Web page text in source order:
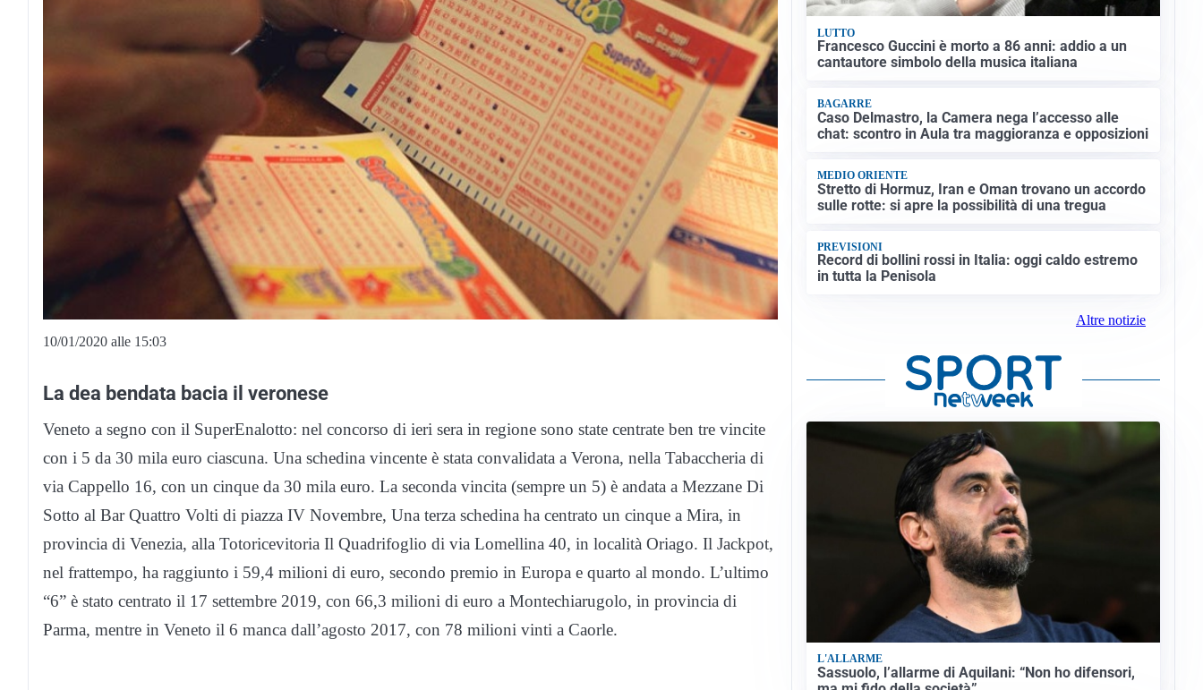
10/01/2020 alle 15:03
La dea bendata bacia il veronese
Veneto a segno con il SuperEnalotto: nel concorso di ieri sera in regione sono state centrate ben tre vincite
con i 5 da 30 mila euro ciascuna. Una schedina vincente è stata convalidata a Verona, nella Tabaccheria di
via Cappello 16, con un cinque da 30 mila euro. La seconda vincita (sempre un 5) è andata a Mezzane Di
Sotto al Bar Quattro Volti di piazza IV Novembre, Una terza schedina ha centrato un cinque a Mira, in
provincia di Venezia, alla Totoricevitoria Il Quadrifoglio di via Lomellina 40, in località Oriago. Il Jackpot,
nel frattempo, ha raggiunto i 59,4 milioni di euro, secondo premio in Europa e quarto al mondo. L’ultimo
“6” è stato centrato il 17 settembre 2019, con 66,3 milioni di euro a Montechiarugolo, in provincia di
Parma, mentre in Veneto il 6 manca dall’agosto 2017, con 78 milioni vinti a Caorle.
LUTTO
Francesco Guccini è morto a 86 anni: addio a un
cantautore simbolo della musica italiana
BAGARRE
Caso Delmastro, la Camera nega l’accesso alle
chat: scontro in Aula tra maggioranza e opposizioni
MEDIO ORIENTE
Stretto di Hormuz, Iran e Oman trovano un accordo
sulle rotte: si apre la possibilità di una tregua
PREVISIONI
Record di bollini rossi in Italia: oggi caldo estremo
in tutta la Penisola
Altre notizie
L'ALLARME
Sassuolo, l’allarme di Aquilani: “Non ho difensori,